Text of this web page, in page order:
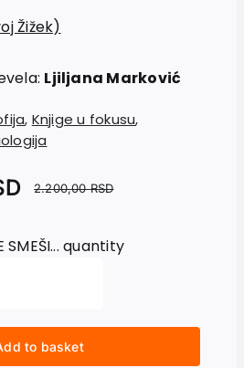
Žižek)
Ljiljana Marković
, Knjige u fokusu,
2.200,00RSD
SMEŠI... quantity
to basket